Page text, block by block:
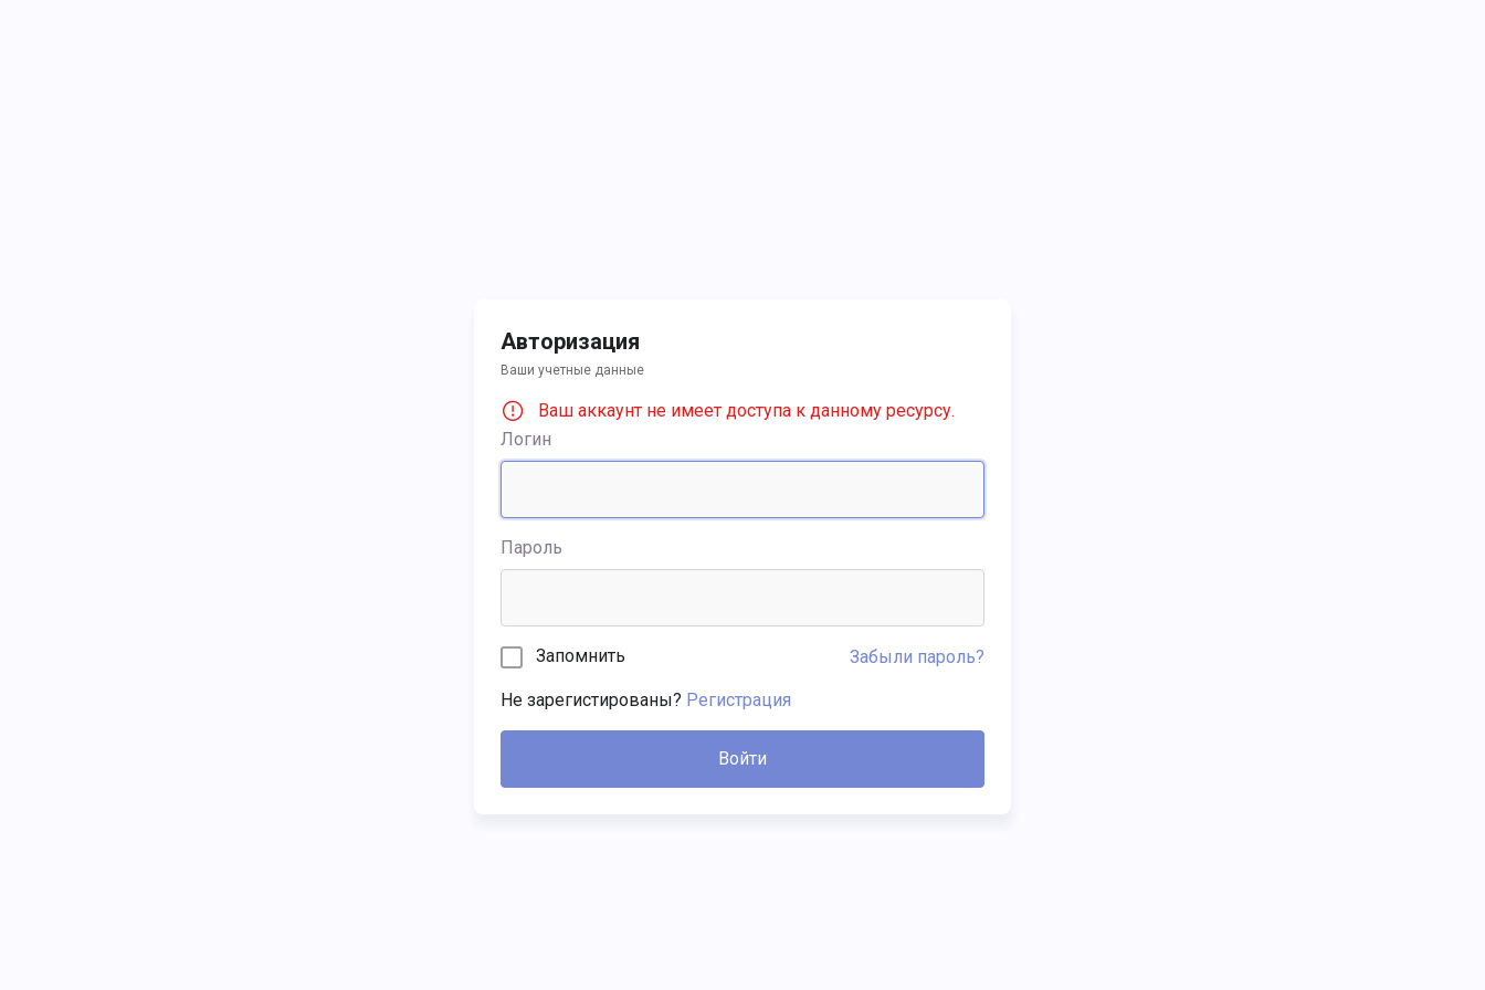
Авторизация
Ваши учетные данные
Ваш аккаунт не имеет доступа к данному ресурсу.
Логин
Пароль
Запомнить Забыли пароль?
Не зарегистированы? Регистрация